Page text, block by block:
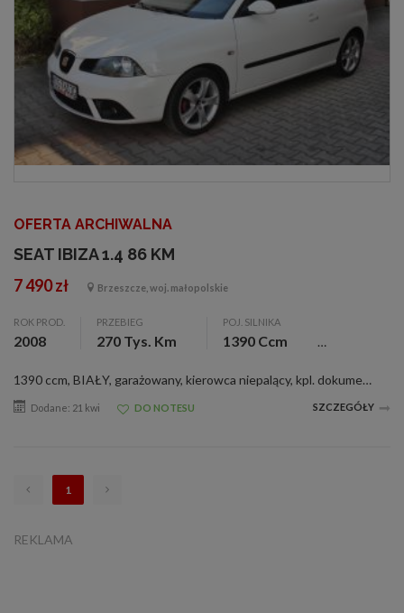
OFERTA ARCHIWALNA
SEAT IBIZA 1.4 86 KM
7 490 zł Brzeszcze, woj. małopolskie
ROK PROD.
2008
PRZEBIEG
270 Tys. Km
POJ. SILNIKA
1390 Ccm
1390 ccm, BIAŁY, garażowany, kierowca niepalący, kpl. dokumentacja, serwisowany, sprowadzony, zarejestr., ABS, alum. felgi, c. zamek, el. otw. szyby, el. reg. lusterka, immobilizer, klimatyzacja, komputer pokł., pod. pow., tempomat, wspom. kier., D...
Dodane: 21 kwi DO NOTESU SZCZEGÓŁY
1
REKLAMA